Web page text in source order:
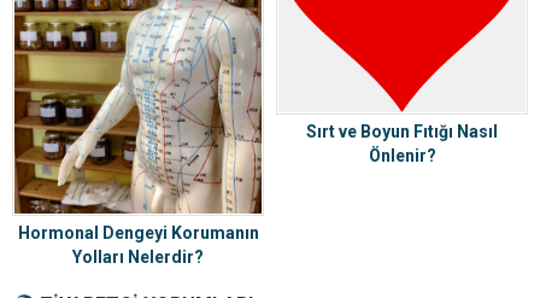
Hormonal Dengeyi Korumanın
Yolları Nelerdir?
Sırt ve Boyun Fıtığı Nasıl
Önlenir?